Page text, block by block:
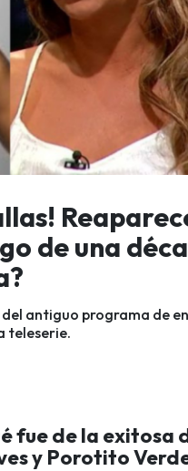
de una
antiguo programa de
teleserie.
fue de la exitosa
y Porotito